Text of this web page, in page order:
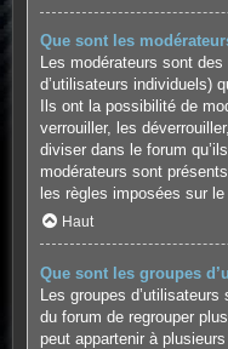
Que sont les
Les modérateurs sont
d’utilisateurs individuels)
Ils ont la possibilité de
verrouiller, les
diviser dans le forum
modérateurs sont
les règles imposées sur le
Haut
Que sont les groupes
Les groupes
du forum de regrouper
peut appartenir à